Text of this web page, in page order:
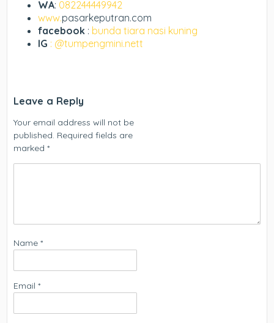
WA: 082244449942
www.pasarkeputran.com
facebook : bunda tiara nasi kuning
IG : @tumpengmini.nett
Leave a Reply
Your email address will not be
published. Required fields are
marked*
Name*
Email*